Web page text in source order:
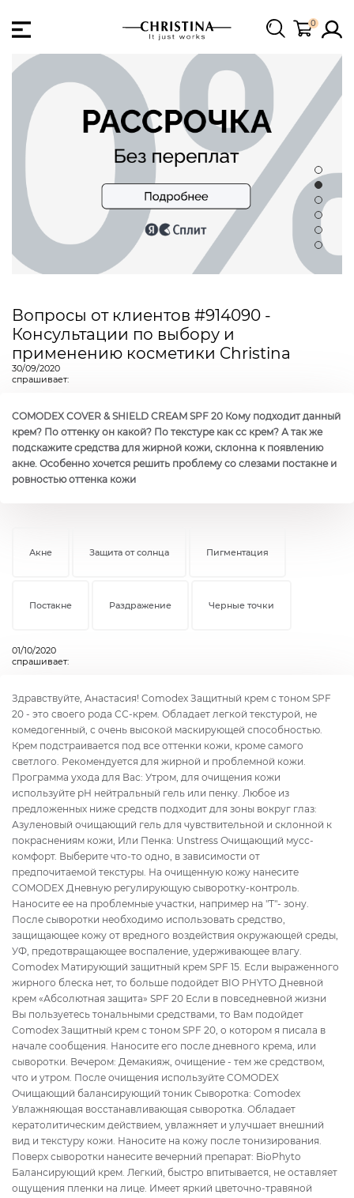
0
Вопросы от клиентов #914090 -
Консультации по выбору и
применению косметики Christina
30/09/2020
спрашивает:
COMODEX COVER & SHIELD CREAM SPF 20 Кому подходит данный
крем? По оттенку он какой? По текстуре как сс крем? А так же
подскажите средства для жирной кожи, склонна к появлению
акне. Особенно хочется решить проблему со слезами постакне и
ровностью оттенка кожи
Акне Защита от солнца Пигментация
Постакне Раздражение Черные точки
01/10/2020
спрашивает:
Здравствуйте, Анастасия! Comodex Защитный крем с тоном SPF
20 - это своего рода СС-крем. Обладает легкой текстурой, не
комедогенный, с очень высокой маскирующей способностью.
Крем подстраивается под все оттенки кожи, кроме самого
светлого. Рекомендуется для жирной и проблемной кожи.
Программа ухода для Вас: Утром, для очищения кожи
используйте рН нейтральный гель или пенку. Любое из
предложенных ниже средств подходит для зоны вокруг глаз:
Азуленовый очищающий гель для чувствительной и склонной к
покраснениям кожи, Или Пенка: Unstress Очищающий мусс-
комфорт. Выберите что-то одно, в зависимости от
предпочитаемой текстуры. На очищенную кожу нанесите
COMODEX Дневную регулирующую сыворотку-контроль.
Наносите ее на проблемные участки, например на "Т"- зону.
После сыворотки необходимо использовать средство,
защищающее кожу от вредного воздействия окружающей среды,
УФ, предотвращающее воспаление, удерживающее влагу.
Comodex Матирующий защитный крем SPF 15. Если выраженного
жирного блеска нет, то больше подойдет BIO PHYTO Дневной
крем «Абсолютная защита» SPF 20 Если в повседневной жизни
Вы пользуетесь тональными средствами, то Вам подойдет
Comodex Защитный крем с тоном SPF 20, о котором я писала в
начале сообщения. Наносите его после дневного крема, или
сыворотки. Вечером: Демакияж, очищение - тем же средством,
что и утром. После очищения используйте COMODEX
Очищающий балансирующий тоник Сыворотка: Comodex
Увлажняющая восстанавливающая сыворотка. Обладает
кератолитическим действием, увлажняет и улучшает внешний
вид и текстуру кожи. Наносите на кожу после тонизирования.
Поверх сыворотки нанесите вечерний препарат: BioPhyto
Балансирующий крем. Легкий, быстро впитывается, не оставляет
ощущения пленки на лице. Имеет яркий цветочно-травяной